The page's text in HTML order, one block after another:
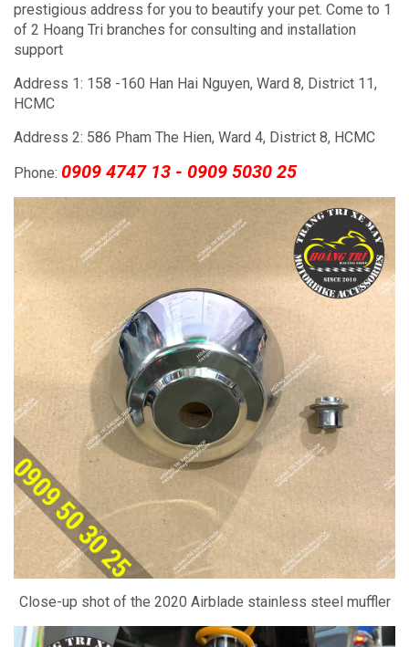
prestigious address for you to beautify your pet. Come to 1
of 2 Hoang Tri branches for consulting and installation
support
Address 1: 158 -160 Han Hai Nguyen, Ward 8, District 11,
HCMC
Address 2: 586 Pham The Hien, Ward 4, District 8, HCMC
Phone: 0909 4747 13 - 0909 5030 25
Close-up shot of the 2020 Airblade stainless steel muffler